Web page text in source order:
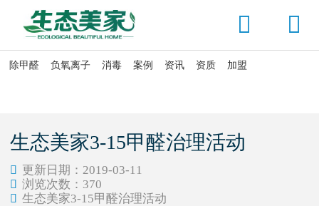


除甲醛 负氧离子 消毒 案例 资讯 资质 加盟
生态美家3-15甲醛治理活动
 更新日期：2019-03-11
 浏览次数： 370
 生态美家3-15甲醛治理活动